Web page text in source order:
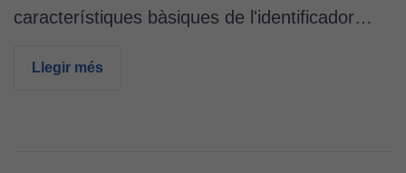
característiques bàsiques de l'identificador…
Llegir més